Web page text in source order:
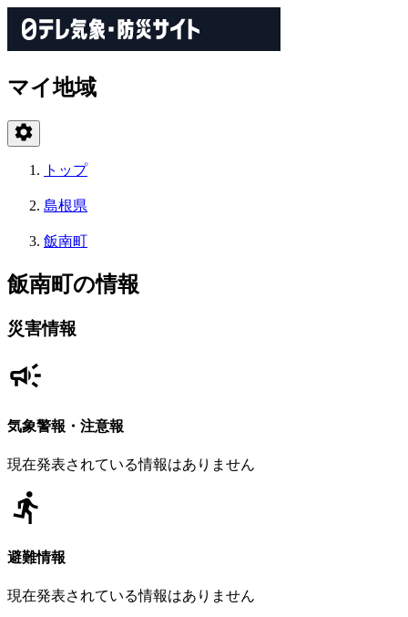
マイ地域
トップ
島根県
飯南町
飯南町の情報
災害情報
気象警報・注意報
現在発表されている情報はありません
避難情報
現在発表されている情報はありません